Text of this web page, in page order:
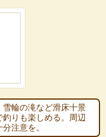
輪の滝など滑床十景
りも楽しめる。周辺
注意を。